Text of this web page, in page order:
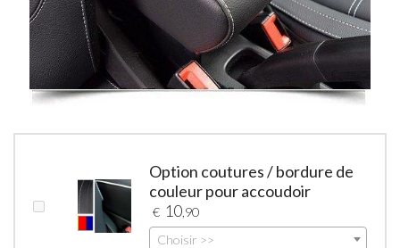
Option coutures / bordure de
couleur pour accoudoir
€ 10 ,90
Choisir >>